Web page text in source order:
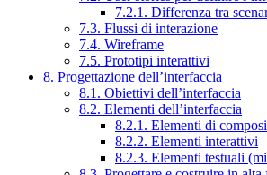
7.2.1. Differenza tra
7.3. Flussi di interazione
7.4. Wireframe
7.5. Prototipi interattivi
8. Progettazione dell’interfaccia
8.1. Obiettivi dell’interfaccia
8.2. Elementi dell’interfaccia
8.2.1. Elementi di
8.2.2. Elementi interattivi
8.2.3. Elementi testuali